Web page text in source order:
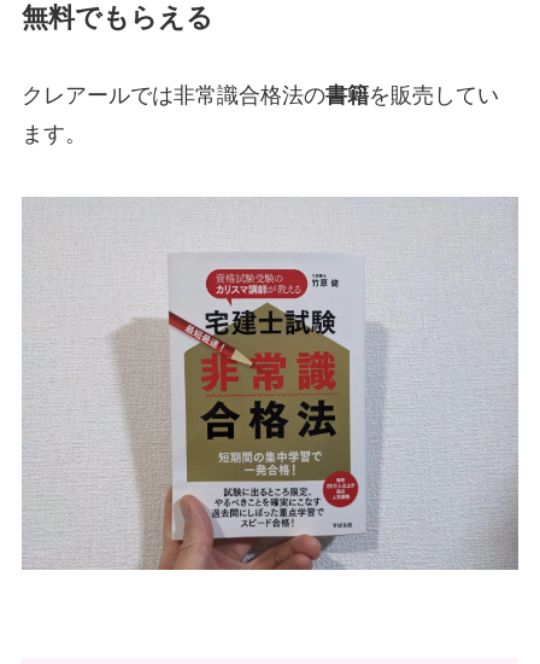
無料でもらえる
クレアールでは非常識合格法の書籍を販売してい
ます。